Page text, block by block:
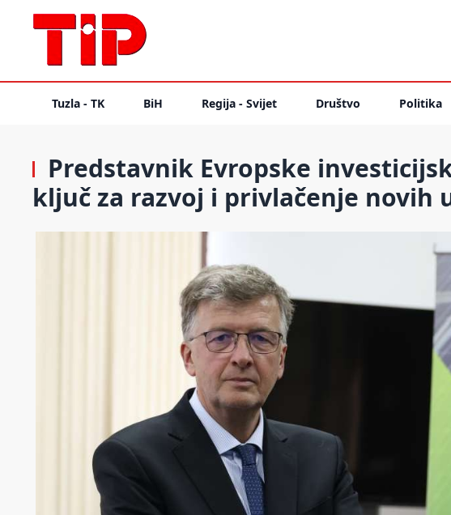
Tuzla - TK BiH Regija - Svijet Društvo Politika
Predstavnik Evropske
ključ za razvoj i privlačenje novih